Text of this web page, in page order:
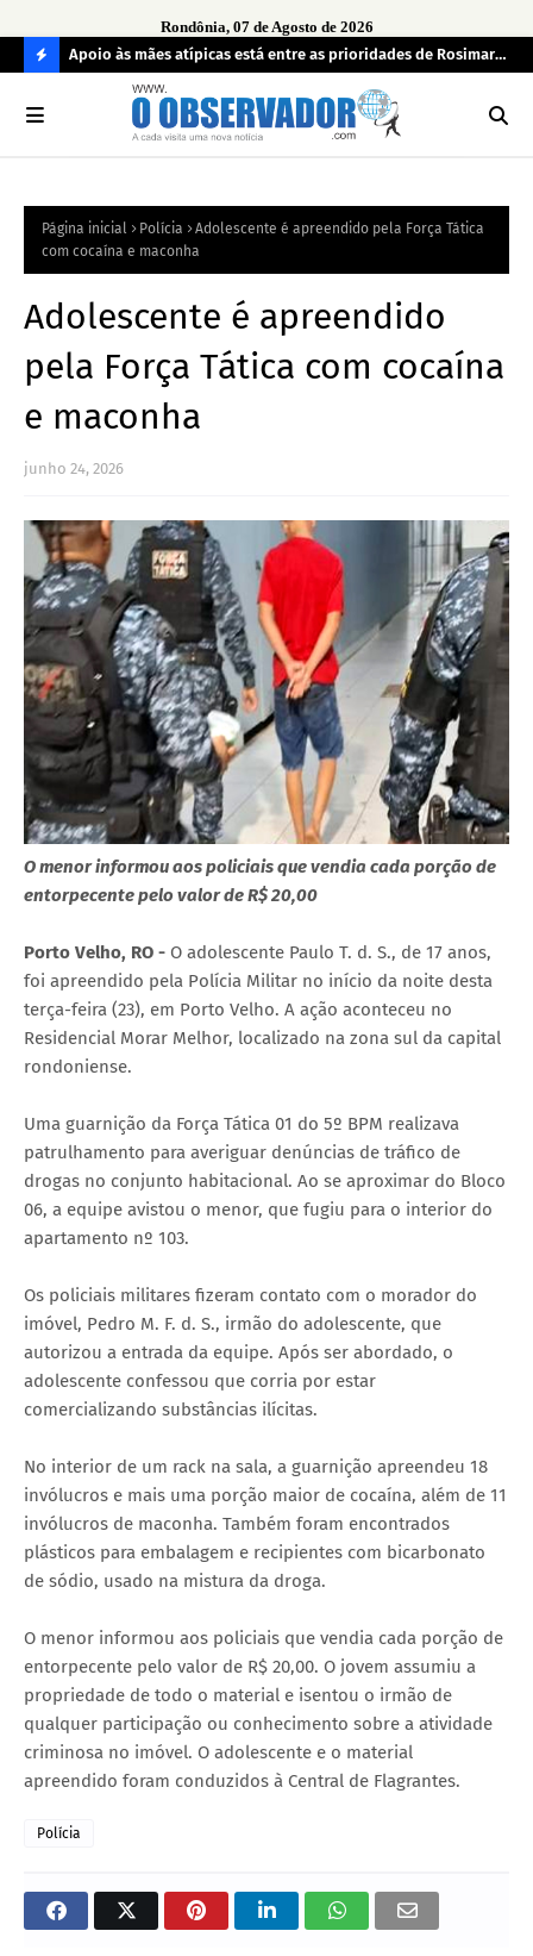
Rondônia, 07 de Agosto de 2026
O
R
e
Apoio às mães atípicas está entre as prioridades de Rosimari
Página inicial Polícia
Adolescente é apreendido pela Força Tática
com cocaína e maconha
Adolescente é apreendido
pela Força Tática com cocaína
e maconha
junho 24, 2026
O menor informou aos policiais que vendia cada porção de
entorpecente pelo valor de R$ 20,00
Porto Velho, RO - O adolescente Paulo T. d. S., de 17 anos,
foi apreendido pela Polícia Militar no início da noite desta
terça-feira (23), em Porto Velho. A ação aconteceu no
Residencial Morar Melhor, localizado na zona sul da capital
rondoniense.
Uma guarnição da Força Tática 01 do 5º BPM realizava
patrulhamento para averiguar denúncias de tráfico de
drogas no conjunto habitacional. Ao se aproximar do Bloco
06, a equipe avistou o menor, que fugiu para o interior do
apartamento nº 103.
Os policiais militares fizeram contato com o morador do
imóvel, Pedro M. F. d. S., irmão do adolescente, que
autorizou a entrada da equipe. Após ser abordado, o
adolescente confessou que corria por estar
comercializando substâncias ilícitas.
No interior de um rack na sala, a guarnição apreendeu 18
invólucros e mais uma porção maior de cocaína, além de 11
invólucros de maconha. Também foram encontrados
plásticos para embalagem e recipientes com bicarbonato
de sódio, usado na mistura da droga.
O menor informou aos policiais que vendia cada porção de
entorpecente pelo valor de R$ 20,00. O jovem assumiu a
propriedade de todo o material e isentou o irmão de
qualquer participação ou conhecimento sobre a atividade
criminosa no imóvel. O adolescente e o material
apreendido foram conduzidos à Central de Flagrantes.
Polícia